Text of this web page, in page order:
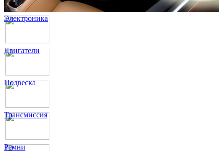
Электроника
Двигатели
Подвеска
Трансмиссия
Ремни